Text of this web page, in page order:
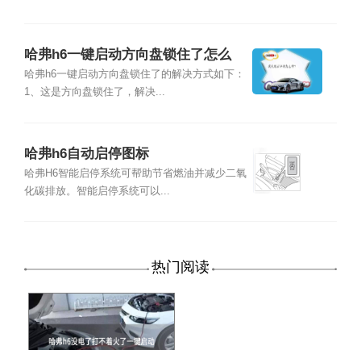
哈弗h6一键启动方向盘锁住了怎么
办?
哈弗h6一键启动方向盘锁住了的解决方式如下：
1、这是方向盘锁住了，解决...
哈弗h6自动启停图标
哈弗H6智能启停系统可帮助节省燃油并减少二氧
化碳排放。智能启停系统可以...
热门阅读